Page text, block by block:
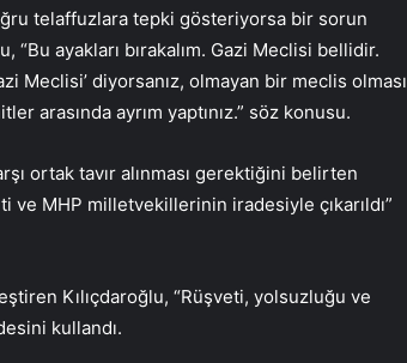
telaffuzlara tepki gösteriyorsa bir sorun
“Bu ayakları bırakalım. Gazi Meclisi bellidir.
Meclisi’ diyorsanız, olmayan bir meclis olması
arasında ayrım yaptınız.” söz konusu.
ortak tavır alınması gerektiğini belirten
ve MHP milletvekillerinin iradesiyle çıkarıldı”
Kılıçdaroğlu, “Rüşveti, yolsuzluğu ve
kullandı.